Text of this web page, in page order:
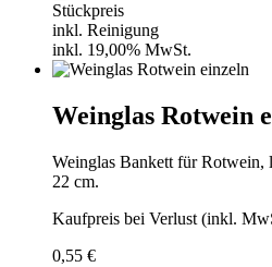
Stückpreis
inkl. Reinigung
inkl. 19,00% MwSt.
Weinglas Rotwein
Weinglas Bankett für Rotwein,
22 cm.
Kaufpreis bei Verlust (inkl.
0,55 €